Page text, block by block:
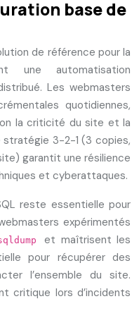
base de
de référence pour la
une automatisation
Les webmasters
quotidiennes,
la criticité du site et la
3-2-1 (3 copies,
garantit une résilience
et cyberattaques.
reste essentielle pour
expérimentés
et maîtrisent les
pour récupérer des
l’ensemble du site.
critique lors d’incidents